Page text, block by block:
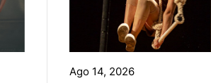
Ago 14, 2026